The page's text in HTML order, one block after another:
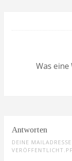
Was
Antworten
DEINE